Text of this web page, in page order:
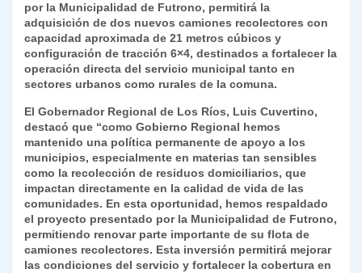
por la Municipalidad de Futrono, permitirá la
adquisición de dos nuevos camiones recolectores con
capacidad aproximada de 21 metros cúbicos y
configuración de tracción 6×4, destinados a fortalecer la
operación directa del servicio municipal tanto en
sectores urbanos como rurales de la comuna.
El Gobernador Regional de Los Ríos, Luis Cuvertino,
destacó que “como Gobierno Regional hemos
mantenido una política permanente de apoyo a los
municipios, especialmente en materias tan sensibles
como la recolección de residuos domiciliarios, que
impactan directamente en la calidad de vida de las
comunidades. En esta oportunidad, hemos respaldado
el proyecto presentado por la Municipalidad de Futrono,
permitiendo renovar parte importante de su flota de
camiones recolectores. Esta inversión permitirá mejorar
las condiciones del servicio y fortalecer la cobertura en